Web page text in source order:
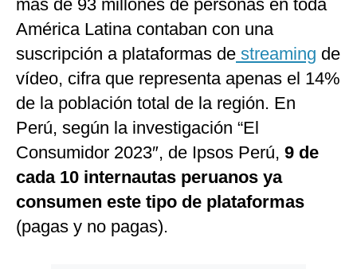
más de 93 millones de personas en toda
América Latina contaban con una
suscripción a plataformas de streaming de
vídeo, cifra que representa apenas el 14%
de la población total de la región. En
Perú, según la investigación “El
Consumidor 2023″, de Ipsos Perú, 9 de
cada 10 internautas peruanos ya
consumen este tipo de plataformas
(pagas y no pagas).